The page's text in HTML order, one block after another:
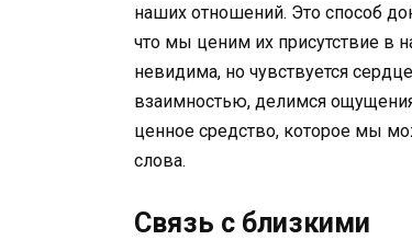
наших отношений. Это способ
что мы ценим их присутствие в
невидима, но чувствуется
взаимностью, делимся
ценное средство, которое мы
слова.
Связь с близкими